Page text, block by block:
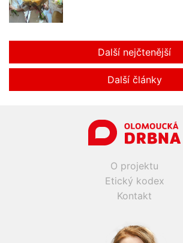
Další nejčtenější
Další články
O projektu
Etický kodex
Kontakt